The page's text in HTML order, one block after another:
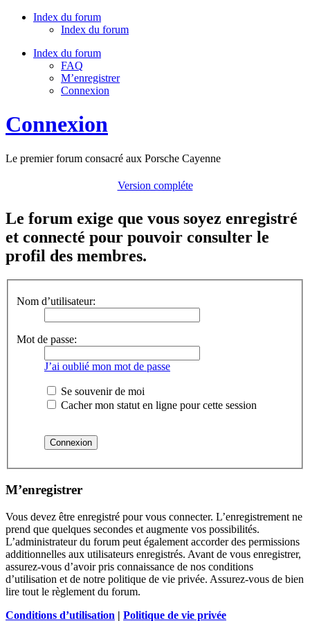
Index du forum
Index du forum
Index du forum
FAQ
M’enregistrer
Connexion
Connexion
Le premier forum consacré aux Porsche Cayenne
Version compléte
Le forum exige que vous soyez enregistré
et connecté pour pouvoir consulter le
profil des membres.
Nom d’utilisateur:
Mot de passe:
J’ai oublié mon mot de passe
Se souvenir de moi
Cacher mon statut en ligne pour cette session
M’enregistrer
Vous devez être enregistré pour vous connecter. L’enregistrement ne
prend que quelques secondes et augmente vos possibilités.
L’administrateur du forum peut également accorder des permissions
additionnelles aux utilisateurs enregistrés. Avant de vous enregistrer,
assurez-vous d’avoir pris connaissance de nos conditions
d’utilisation et de notre politique de vie privée. Assurez-vous de bien
lire tout le règlement du forum.
Conditions d’utilisation | Politique de vie privée